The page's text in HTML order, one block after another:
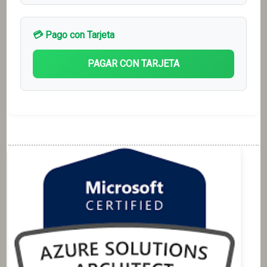
💳 Pago con Tarjeta
PAGAR CON TARJETA